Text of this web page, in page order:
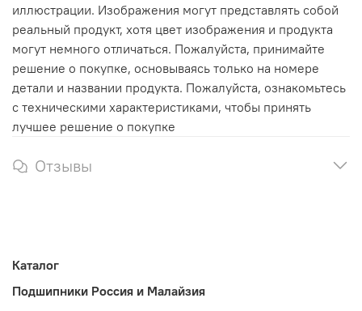
иллюстрации. Изображения могут представлять собой
реальный продукт, хотя цвет изображения и продукта
могут немного отличаться. Пожалуйста, принимайте
решение о покупке, основываясь только на номере
детали и названии продукта. Пожалуйста, ознакомьтесь
с техническими характеристиками, чтобы принять
лучшее решение о покупке
Отзывы
Каталог
Подшипники Россия и Малайзия